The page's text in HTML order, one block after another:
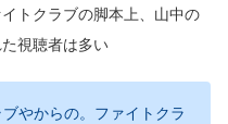
トクラブの脚本上、山中の
視聴者は多い
やからの。ファイトクラ